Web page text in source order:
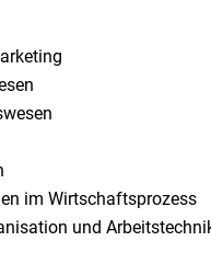
im Wirtschaftsprozess
und